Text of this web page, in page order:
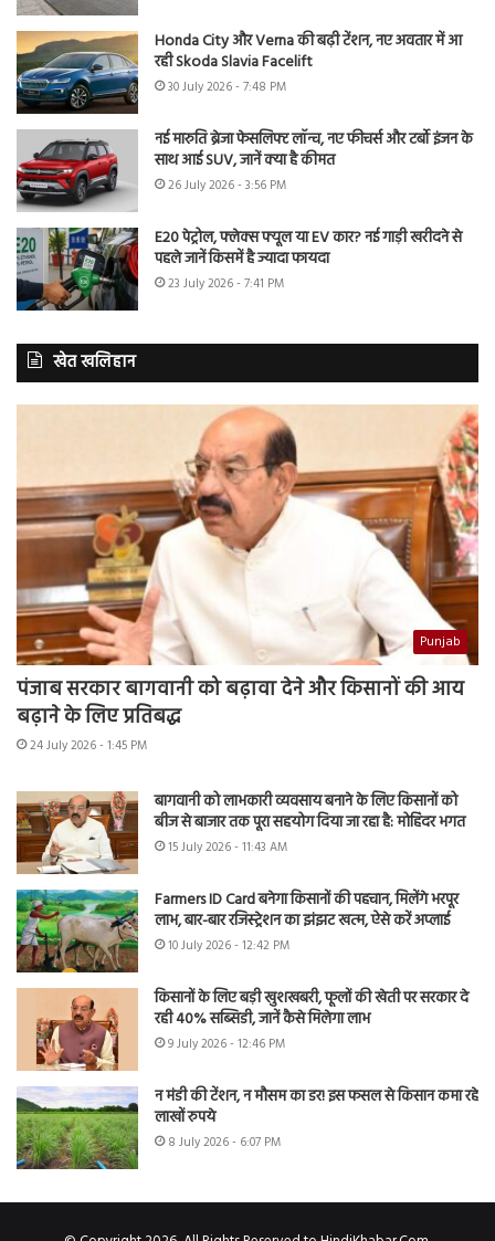
Honda City और Verna की बढ़ी टेंशन, नए अवतार में आ
रही Skoda Slavia Facelift
30 July 2026 - 7:48 PM
नई मारुति ब्रेजा फेसलिफ्ट लॉन्च, नए फीचर्स और टर्बो इंजन के
साथ आई SUV, जानें क्या है कीमत
26 July 2026 - 3:56 PM
E20 पेट्रोल, फ्लेक्स फ्यूल या EV कार? नई गाड़ी खरीदने से
पहले जानें किसमें है ज्यादा फायदा
23 July 2026 - 7:41 PM
खेत खलिहान
Punjab
पंजाब सरकार बागवानी को बढ़ावा देने और किसानों की आय
बढ़ाने के लिए प्रतिबद्ध
24 July 2026 - 1:45 PM
बागवानी को लाभकारी व्यवसाय बनाने के लिए किसानों को
बीज से बाजार तक पूरा सहयोग दिया जा रहा है: मोहिंदर भगत
15 July 2026 - 11:43 AM
Farmers ID Card बनेगा किसानों की पहचान, मिलेंगे भरपूर
लाभ, बार-बार रजिस्ट्रेशन का झंझट खत्म, ऐसे करें अप्लाई
10 July 2026 - 12:42 PM
किसानों के लिए बड़ी खुशखबरी, फूलों की खेती पर सरकार दे
रही 40% सब्सिडी, जानें कैसे मिलेगा लाभ
9 July 2026 - 12:46 PM
न मंडी की टेंशन, न मौसम का डर! इस फसल से किसान कमा रहे
लाखों रुपये
8 July 2026 - 6:07 PM